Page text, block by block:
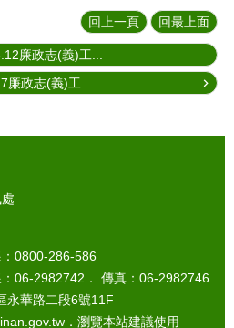
回上一頁 回最上面
廉政志(義)工...
廉政志(義)工...
0800-286-586
06-2982742． 傳真：06-2982746
永華路二段6號11F
．瀏覽本站建議使用